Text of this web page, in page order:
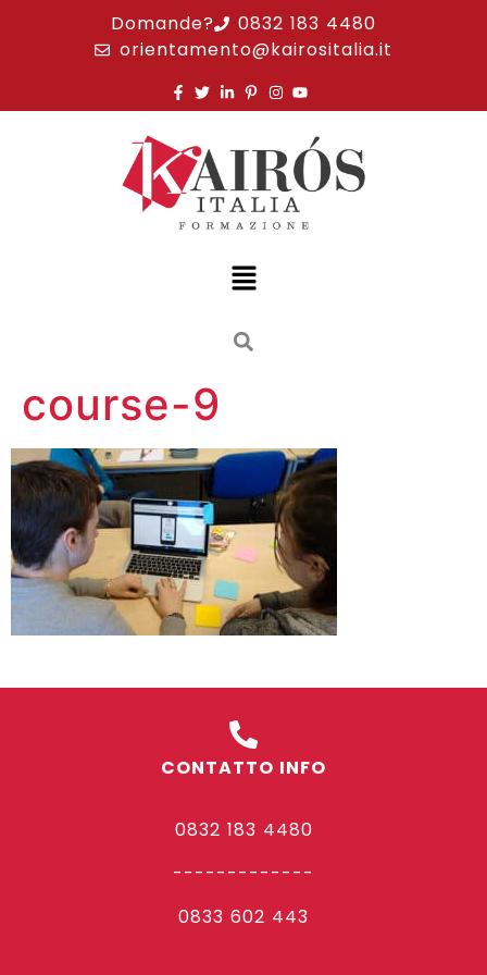
Domande?
0832 183 4480
orientamento@kairositalia.it
course-9
CONTATTO INFO
0832 183 4480
-------------
0833 602 443